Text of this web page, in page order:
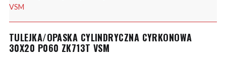
VSM
TULEJKA/OPASKA CYLINDRYCZNA CYRKONOWA
30X20 P060 ZK713T VSM